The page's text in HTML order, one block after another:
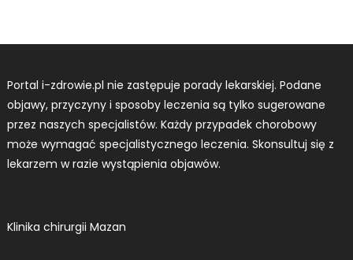
Portal i-zdrowie.pl nie zastępuje porady lekarskiej. Podane
objawy, przyczyny i sposoby leczenia są tylko sugerowane
przez naszych specjalistów. Każdy przypadek chorobowy
może wymagać specjalistycznego leczenia. Skonsultuj się z
lekarzem w razie wystąpienia objawów.
Klinika chirurgii Mazan